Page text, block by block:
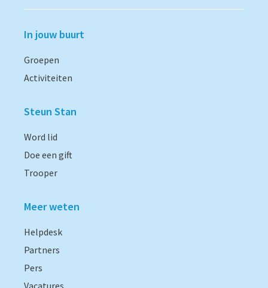
In jouw buurt
Groepen
Activiteiten
Steun Stan
Word lid
Doe een gift
Trooper
Meer weten
Helpdesk
Partners
Pers